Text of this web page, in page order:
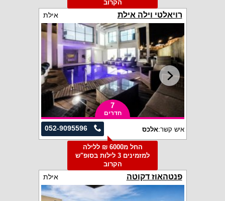
הקרוב
רויאלטי וילה אילת אילת
7
חדרים
052-9095596 איש קשר:אלכס
החל מ6000 ₪ ללילה
למזמינים 3 לילות בסופ"ש
הקרוב
פנטהאוז דקוטה אילת